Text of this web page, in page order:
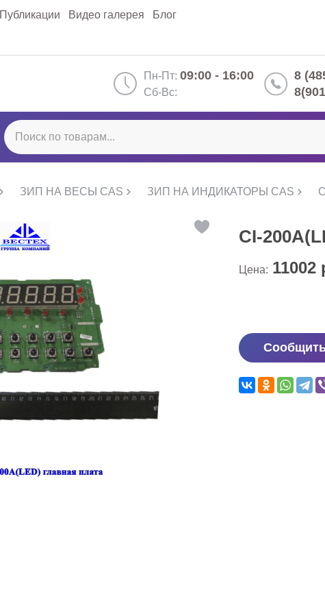
Публикации Видео галерея Блог
Пн-Пт: 09:00 - 16:00
Сб-Вс:
8
ЗИП НА ВЕСЫ CAS ЗИП НА ИНДИКАТОРЫ CAS
CI-
Цена: 11002